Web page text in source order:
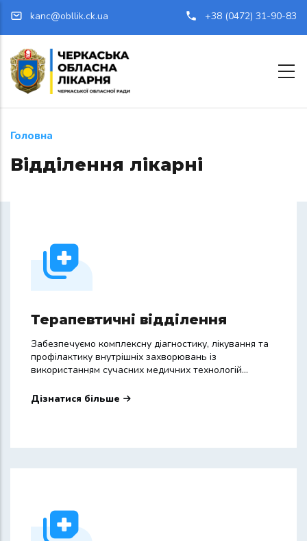
kanc@obllik.ck.ua +38 (0472) 31-90-83
Головна
Відділення лікарні
Терапевтичні відділення
Забезпечуємо комплексну діагностику, лікування та
профілактику внутрішніх захворювань із
використанням сучасних медичних технологій...
Дізнатися більше